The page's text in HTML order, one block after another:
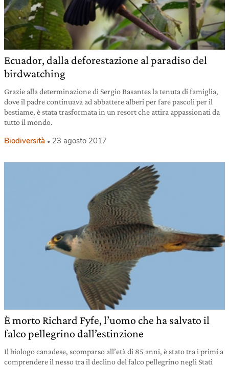
Ecuador, dalla deforestazione al paradiso del
birdwatching
Grazie alla determinazione di Sergio Basantes la tenuta di famiglia,
dove il padre continuava ad abbattere alberi per fare pascoli per il
bestiame, è stata trasformata in un resort che attira appassionati da
tutto il mondo.
Biodiversità 23 agosto 2017
È morto Richard Fyfe, l’uomo che ha salvato il
falco pellegrino dall’estinzione
Il biologo canadese, scomparso all’età di 85 anni, è stato tra i primi a
comprendere il nesso tra il declino del falco pellegrino negli Stati